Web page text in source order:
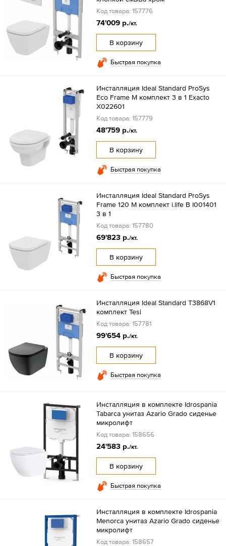
Код товара: 157776
74'009 р./кт.
В корзину
Быстрая покупка
Инсталляция Ideal Standard ProSys
Eco Frame M комплект 3 в 1 Exacto
X022601
Код товара: 157779
48'759 р./кт.
В корзину
Быстрая покупка
Инсталляция Ideal Standard ProSys
Frame 120 M комплект i.life B I001401
3 в 1
Код товара: 157780
69'823 р./кт.
В корзину
Быстрая покупка
Инсталляция Ideal Standard T3868V1
комплект Tesi
Код товара: 157781
99'654 р./кт.
В корзину
Быстрая покупка
Инсталляция в комплекте Idrospania
Tabarca унитаз Azario Grado сиденье
микролифт
Код товара: 158656
24'583 р./кт.
В корзину
Быстрая покупка
Инсталляция в комплекте Idrospania
Menorca унитаз Azario Grado сиденье
микролифт
Код товара: 158657